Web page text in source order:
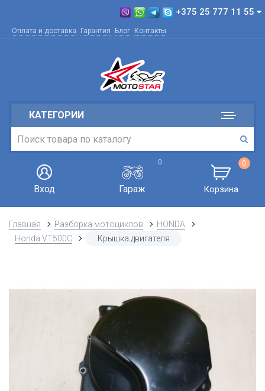
+375 25 777 11 55
Оплата и доставка Гарантия Блог Контакты
КАТЕГОРИИ
Вход
0
Гараж
0
Корзина
Главная Разборка мотоциклов
HONDA
Honda VT500C
Крышка двигателя